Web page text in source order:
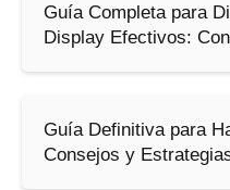
Guía Completa para
Display Efectivos:
Guía Definitiva para
Consejos y